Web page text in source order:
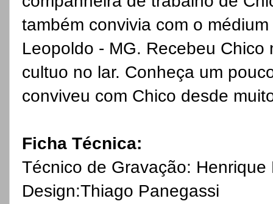
também convivia com o
Leopoldo - MG. Recebeu
cultuo no lar. Conheça um
conviveu com Chico desde
Ficha Técnica:
Técnico de Gravação: Henrique
Design:Thiago Panegassi